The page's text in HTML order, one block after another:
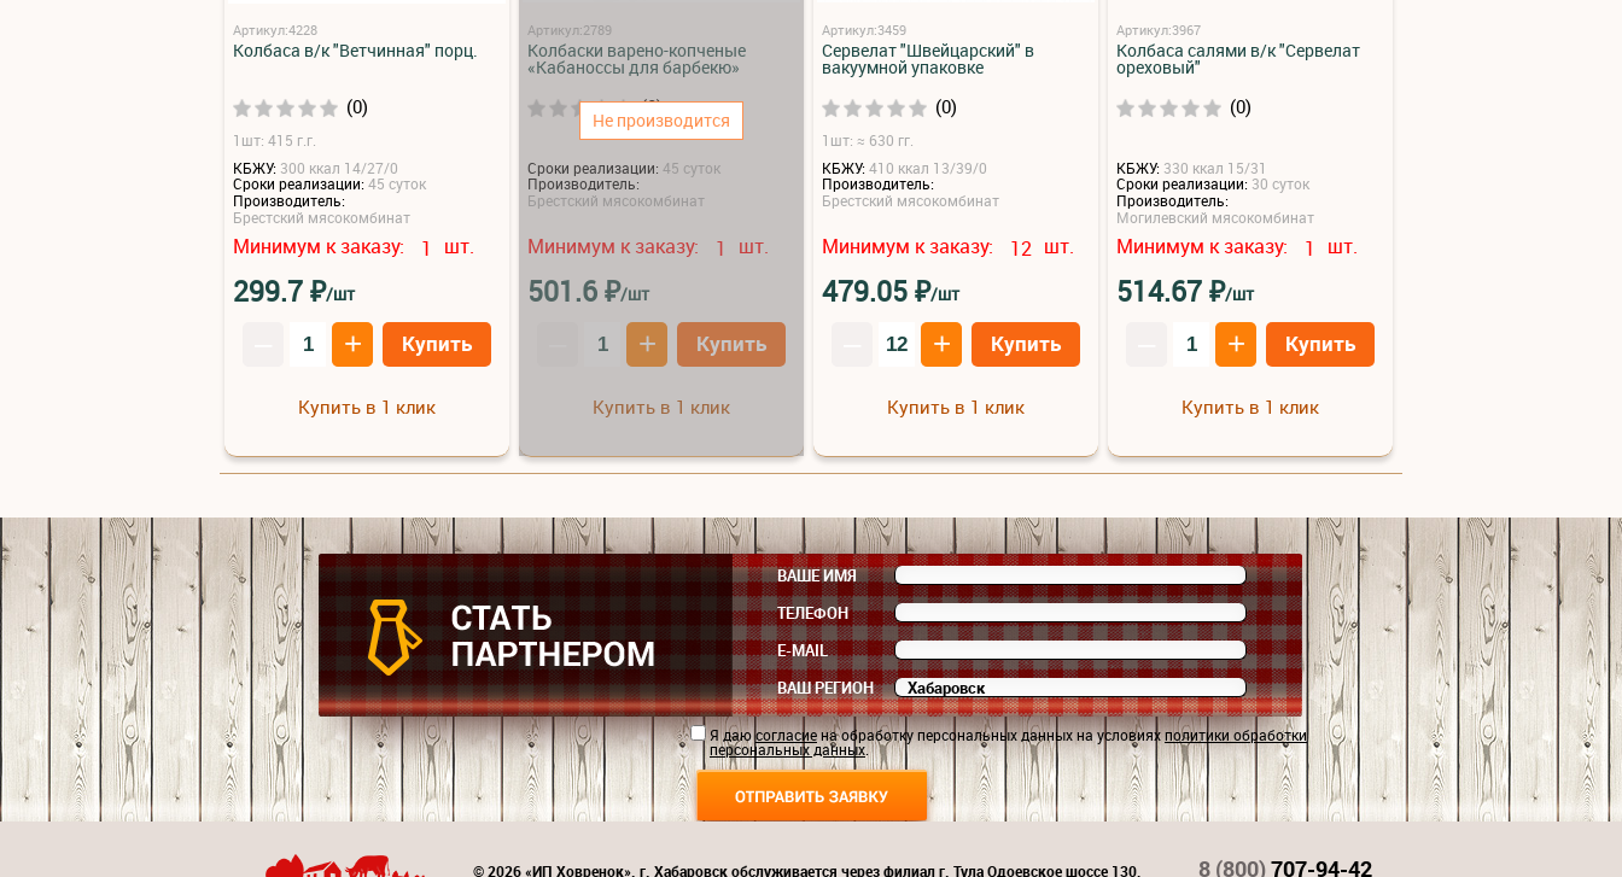
Артикул:4228
Колбаса в/к "Ветчинная" порц.
(0)
1шт: 415 г.г.
КБЖУ: 300 ккал 14/27/0
Сроки реализации:45 суток
Производитель:
Брестский мясокомбинат
Минимум к заказу: 1 шт.
299.7₽/шт
+ Купить
Купить в 1 клик
Не производится
Артикул:2789
Колбаски варено-копченые
«Кабаноссы для барбекю»
(0)
Сроки реализации: 45 суток
Производитель:
Брестский мясокомбинат
Минимум к заказу: 1 шт.
501.6₽/шт
+ Купить
Купить в 1 клик
Артикул:3459
Сервелат "Швейцарский" в
вакуумной упаковке
(0)
1шт: ≈ 630 гг.
КБЖУ:410 ккал 13/39/0
Производитель:
Брестский мясокомбинат
Минимум к заказу: 12 шт.
479.05₽/шт
+ Купить
Купить в 1 клик
Артикул:3967
Колбаса салями в/к "Сервелат
ореховый"
(0)
КБЖУ: 330 ккал 15/31
Сроки реализации: 30 суток
Производитель:
Могилевский мясокомбинат
Минимум к заказу: 1 шт.
514.67₽/шт
+ Купить
Купить в 1 клик
ВАШЕ ИМЯ
ТЕЛЕФОН
E-MAIL
ВАШ РЕГИОН
Я даюсогласиена обработку персональных данных на условияхполитики обработки
персональных данных.
© 2026 «ИП Ховренок». г. Хабаровск обслуживается через филиал г. Тула Одоевское шоссе 130, 8 (800)707-94-42